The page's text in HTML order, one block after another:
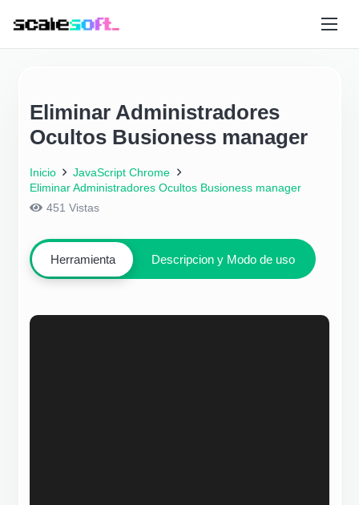
Eliminar Administradores
Ocultos Busioness manager
Inicio
JavaScript Chrome
Eliminar Administradores Ocultos Busioness manager
451 Vistas
Herramienta Descripcion y Modo de uso